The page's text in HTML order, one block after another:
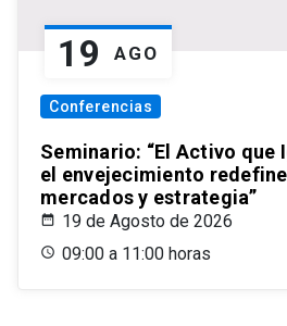
19 AGO
Conferencias
Seminario: “El Activo que
el envejecimiento
mercados y estrategia”
19 de Agosto de 2026
09:00 a 11:00 horas